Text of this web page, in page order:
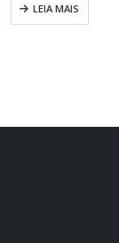
LEIA MAIS